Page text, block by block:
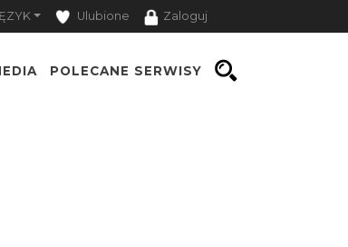
Ulubione Zaloguj
POLECANE SERWISY